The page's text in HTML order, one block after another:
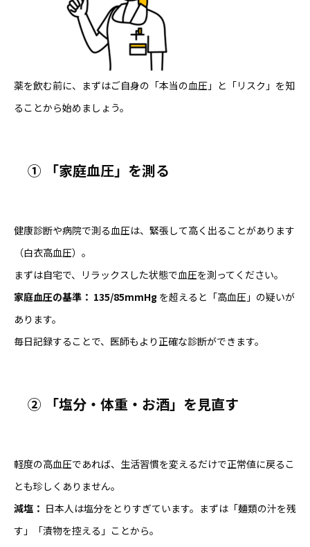
薬を飲む前に、まずはご自身の「本当の血圧」と「リスク」を知
ることから始めましょう。
① 「家庭血圧」を測る
健康診断や病院で測る血圧は、緊張して高く出ることがあります
（白衣高血圧）。
まずは自宅で、リラックスした状態で血圧を測ってください。
家庭血圧の基準： 135/85mmHg を超えると「高血圧」の疑いが
あります。
毎日記録することで、医師もより正確な診断ができます。
② 「塩分・体重・お酒」を見直す
軽度の高血圧であれば、生活習慣を変えるだけで正常値に戻るこ
とも珍しくありません。
減塩： 日本人は塩分をとりすぎています。まずは「麺類の汁を残
す」「漬物を控える」ことから。